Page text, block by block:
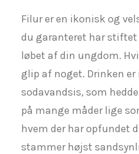
Filur er en ikonisk og
du garanteret har stiftet
løbet af din ungdom.
glip af noget. Drinken er
sodavandsis, som
på mange måder lige
hvem der har opfundet
stammer højst